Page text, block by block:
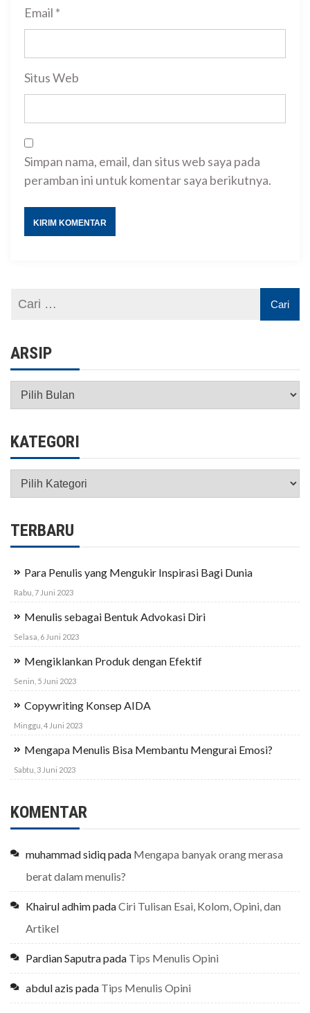
Email *
Situs Web
Simpan nama, email, dan situs web saya pada
peramban ini untuk komentar saya berikutnya.
ARSIP
Arsip
KATEGORI
Kategori
TERBARU
Para Penulis yang Mengukir Inspirasi Bagi Dunia
Rabu, 7 Juni 2023
Menulis sebagai Bentuk Advokasi Diri
Selasa, 6 Juni 2023
Mengiklankan Produk dengan Efektif
Senin, 5 Juni 2023
Copywriting Konsep AIDA
Minggu, 4 Juni 2023
Mengapa Menulis Bisa Membantu Mengurai Emosi?
Sabtu, 3 Juni 2023
KOMENTAR
muhammad sidiqpada Mengapa banyak orang merasa
berat dalam menulis?
Khairul adhimpadaCiri Tulisan Esai, Kolom, Opini, dan
Artikel
Pardian Saputrapada Tips Menulis Opini
abdul azis pada Tips Menulis Opini